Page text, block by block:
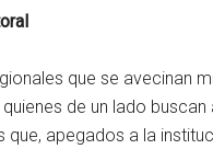
que se avecinan
de un lado
que, apegados a la